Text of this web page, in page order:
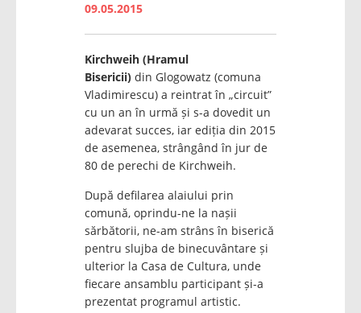
09.05.2015
Kirchweih (Hramul
Bisericii) din Glogowatz (comuna
Vladimirescu) a reintrat în „circuit”
cu un an în urmă și s-a dovedit un
adevarat succes, iar ediția din 2015
de asemenea, strângând în jur de
80 de perechi de Kirchweih.
După defilarea alaiului prin
comună, oprindu-ne la nașii
sărbătorii, ne-am strâns în biserică
pentru slujba de binecuvântare și
ulterior la Casa de Cultura, unde
fiecare ansamblu participant și-a
prezentat programul artistic.